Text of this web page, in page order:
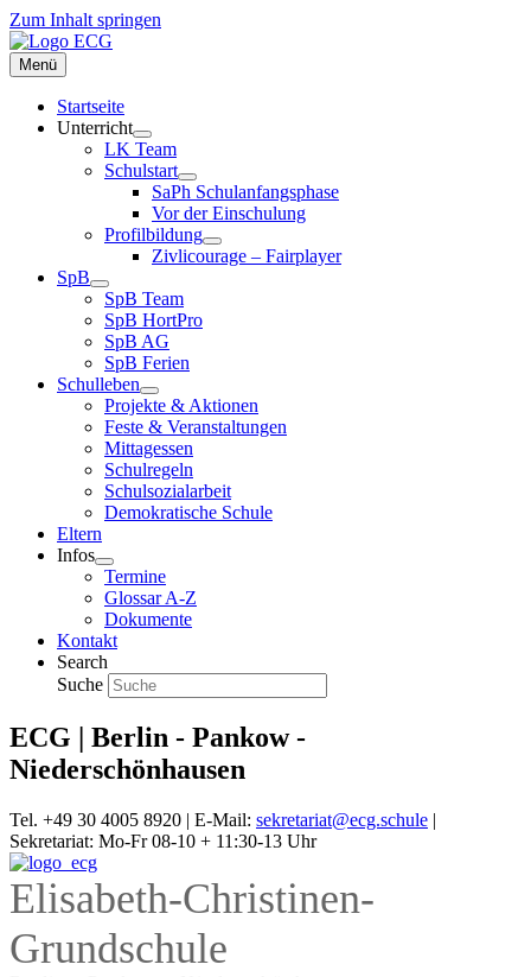
Zum Inhalt springen
Menü
Startseite
Unterricht
LK Team
Schulstart
SaPh Schulanfangsphase
Vor der Einschulung
Profilbildung
Zivlicourage – Fairplayer
SpB
SpB Team
SpB HortPro
SpB AG
SpB Ferien
Schulleben
Projekte & Aktionen
Feste & Veranstaltungen
Mittagessen
Schulregeln
Schulsozialarbeit
Demokratische Schule
Eltern
Infos
Termine
Glossar A-Z
Dokumente
Kontakt
Search
Suche
ECG | Berlin - Pankow -
Niederschönhausen
Tel. +49 30 4005 8920 | E-Mail: sekretariat@ecg.schule |
Sekretariat: Mo-Fr 08-10 + 11:30-13 Uhr
Elisabeth-Christinen-
Grundschule